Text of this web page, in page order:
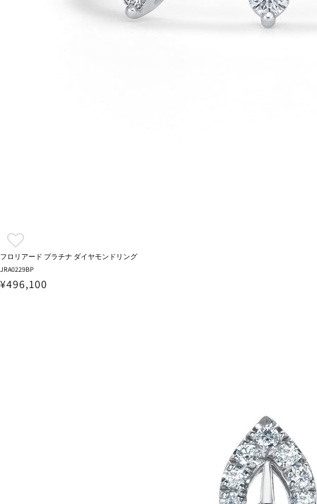
フロリアード プラチナ ダイヤモンドリング
JRA0229BP
¥496,100